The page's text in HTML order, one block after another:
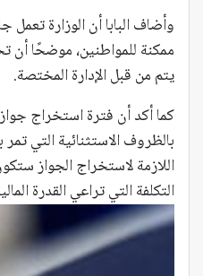
وأضاف البابا أن الوزارة
ممكنة للمواطنين، موضحًا أن
يتم من قبل الإدارة المختصة.
كما أكد أن فترة استخراج
بالظروف الاستثنائية التي تمر
اللازمة لاستخراج الجواز
التكلفة التي تراعي القدرة